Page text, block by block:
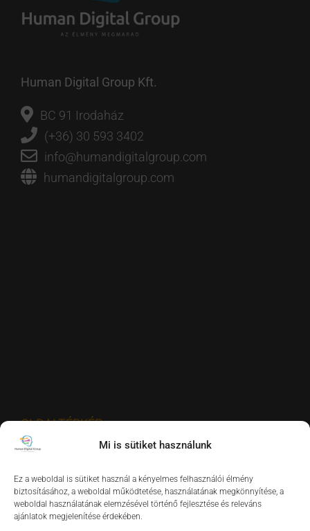
Mi is sütiket használunk
Ez a weboldal is sütiket használ a kényelmes felhasználói élmény
biztosításához, a weboldal működtetése, használatának megkönnyítése, a
weboldal használatának elemzésével történő fejlesztése és releváns
ajánlatok megjelenítése érdekében.
Human Digital Group Kft.
BC 91 Irodaház
(+36) 30 593 3402
info@humandigitalgroup.com
humandigitalgroup.com
OLDALTÉRKÉP
Szolgáltatásaink
Vezetői tréningek